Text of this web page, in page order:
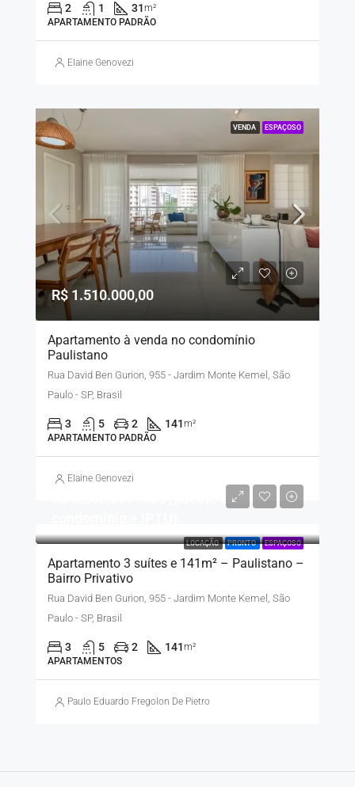
2 1 31m²
APARTAMENTO PADRÃO
Elaine Genovezi
VENDA ESPAÇOSO
R$ 1.510.000,00
Apartamento à venda no condomínio
Paulistano
Rua David Ben Gurion, 955 - Jardim Monte Kemel, São
Paulo - SP, Brasil
3 5 2 141m²
APARTAMENTO PADRÃO
Elaine Genovezi
LOCAÇÃO PRONTO ESPAÇOSO
R$ 8.500,00 / mês (pacote inclui
Apartamento 3 suítes e 141m² – Paulistano –
Bairro Privativo
Rua David Ben Gurion, 955 - Jardim Monte Kemel, São
Paulo - SP, Brasil
3 5 2 141m²
APARTAMENTOS
Paulo Eduardo Fregolon De Pietro